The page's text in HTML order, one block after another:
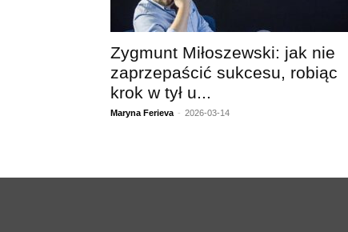
Zygmunt Miłoszewski: jak nie
zaprzepaścić sukcesu, robiąc
krok w tył u...
Maryna Ferieva - 2026-03-14